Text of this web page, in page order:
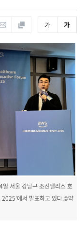
서울 강남구 조선팰리스 호
에서 발표하고 있다.©약